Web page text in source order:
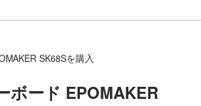
SK68Sを購入
ボード EPOMAKER